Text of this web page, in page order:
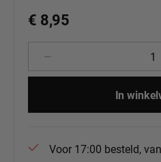
€ 8,95
In
Voor 17:00 besteld,